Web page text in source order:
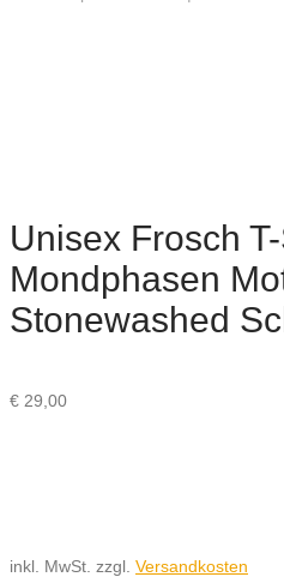
Unisex Frosch
Mondphasen
Stonewashed
€ 29,00
inkl. MwSt. zzgl. Versandkosten